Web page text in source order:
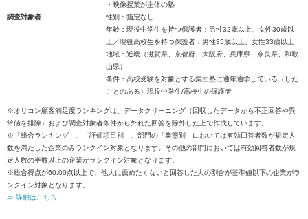
・映像授業が主体の塾
調査対象者
性別：指定なし
年齢：現役中学生を持つ保護者：男性32歳以上、女性30歳以
上／現役高校生を持つ保護者：男性35歳以上、女性33歳以上
地域：近畿（滋賀県、京都府、大阪府、兵庫県、奈良県、和歌
山県）
条件：高校受験を対象とする集団塾に通年通学している（した
ことのある）現役中学生/高校生の保護者
※オリコン顧客満足度ランキングは、データクリーニング（回収したデータから不正回答や異
常値を排除）および調査対象者条件から外れた回答を除外した上で作成しています。
※「総合ランキング」、「評価項目別」、部門の「業態別」においては有効回答者数が規定人
数を満たした企業のみランクイン対象となります。その他の部門においては有効回答者数が規
定人数の半数以上の企業がランクイン対象となります。
※総合得点が60.00点以上で、他人に薦めたくないと回答した人の割合が基準値以下の企業がラ
ンクイン対象となります。
≫ 詳細はこちら